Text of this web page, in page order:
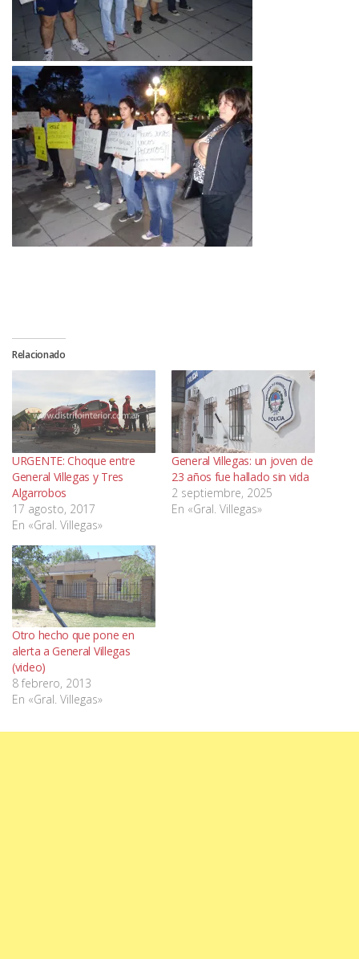
Relacionado
URGENTE: Choque entre
General Villegas y Tres
Algarrobos
17 agosto, 2017
En «Gral. Villegas»
General Villegas: un joven de
23 años fue hallado sin vida
2 septiembre, 2025
En «Gral. Villegas»
Otro hecho que pone en
alerta a General Villegas
(video)
8 febrero, 2013
En «Gral. Villegas»